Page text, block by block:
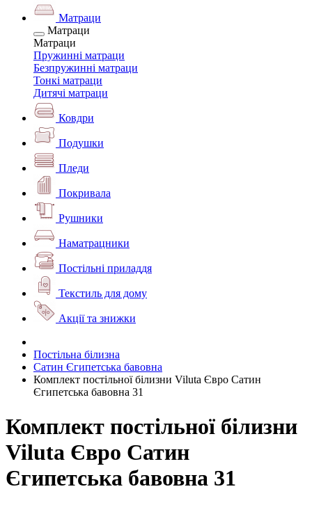
Матраци
Матраци
Матраци
Пружинні матраци
Безпружинні матраци
Тонкі матраци
Дитячі матраци
Ковдри
Подушки
Пледи
Покривала
Рушники
Наматрацники
Постільні приладдя
Текстиль для дому
Акції та знижки
Постільна білизна
Сатин Єгипетська бавовна
Комплект постільної білизни Viluta Євро Сатин
Єгипетська бавовна 31
Комплект постільної білизни
Viluta Євро Сатин
Єгипетська бавовна 31